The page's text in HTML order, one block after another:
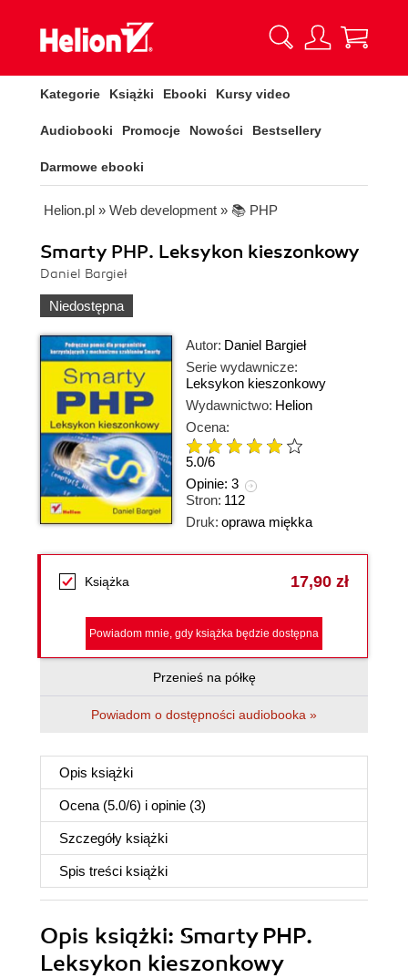
Kategorie Książki Ebooki Kursy video
Audiobooki Promocje Nowości Bestsellery
Darmowe ebooki
Helion.pl » Web development » 📚 PHP
Smarty PHP. Leksykon kieszonkowy
Daniel Bargieł
Niedostępna
Autor: Daniel Bargieł
Serie wydawnicze:
Leksykon kieszonkowy
Wydawnictwo: Helion
Ocena:
5.0/6
Opinie: 3
Stron: 112
Druk: oprawa miękka
Książka 17,90 zł
Powiadom mnie, gdy książka będzie dostępna
Przenieś na półkę
Powiadom o dostępności audiobooka »
Opis książki
Ocena (5.0/6) i opinie (3)
Szczegóły książki
Spis treści książki
Opis książki: Smarty PHP.
Leksykon kieszonkowy